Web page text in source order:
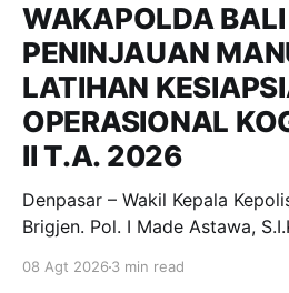
WAKAPOLDA BALI
PENINJAUAN
LATIHAN
OPERASIONAL
II T.A. 2026
Denpasar – Wakil Kepala
Brigjen. Pol. I Made Astawa,
Latihan Kesiapsiagaan
08 Agt 2026 3 min read